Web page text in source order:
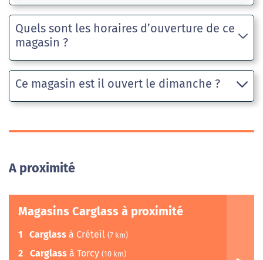
Quels sont les horaires d’ouverture de ce
magasin ?
Ce magasin est il ouvert le dimanche ?
A proximité
Magasins Carglass à proximité
1 Carglass à Créteil (7 km)
2 Carglass à Torcy (10 km)